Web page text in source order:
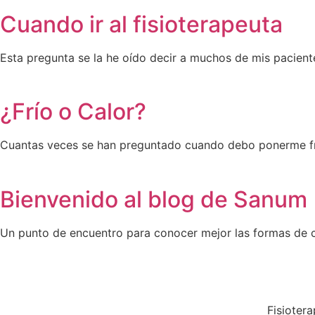
Cuando ir al fisioterapeuta
Esta pregunta se la he oído decir a muchos de mis
¿Frío o Calor?
Cuantas veces se han preguntado cuando debo
Bienvenido al blog de Sanum
Un punto de encuentro para conocer mejor las formas